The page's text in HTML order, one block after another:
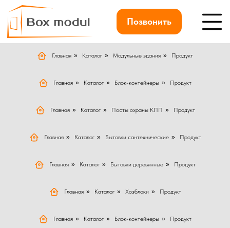
Позвонить
Главная » Каталог » Модульные здания » Продукт
Главная » Каталог » Блок-контейнеры » Продукт
Главная » Каталог » Посты охраны КПП » Продукт
Главная » Каталог » Бытовки сантехнические » Продукт
Главная » Каталог » Бытовки деревянные » Продукт
Главная » Каталог » Хозблоки » Продукт
Главная » Каталог » Блок-контейнеры » Продукт